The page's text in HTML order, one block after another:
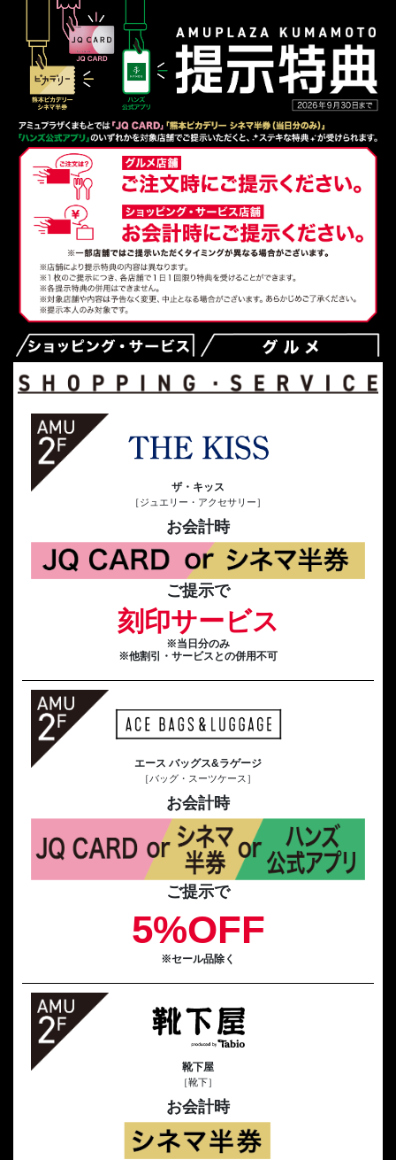
ザ・キッス
［ジュエリー・アクセサリー］
お会計時
ご提示で
刻印サービス
※当日分のみ
※他割引・サービスとの併用不可
エース バッグス&ラゲージ
［バッグ・スーツケース］
お会計時
ご提示で
5%OFF
※セール品除く
靴下屋
［靴下］
お会計時